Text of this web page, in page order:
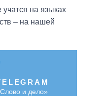
учатся на языках
– на нашей
и дело»